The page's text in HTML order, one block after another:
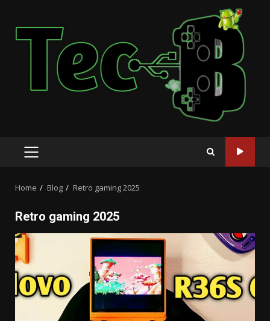
PRIMARY
Home Blog Retro gaming 2025
Retro gaming 2025